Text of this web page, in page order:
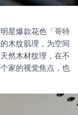
星爆款花色「哥特
木纹肌理，为空间
然木材纹理，在不
家的视觉焦点，也